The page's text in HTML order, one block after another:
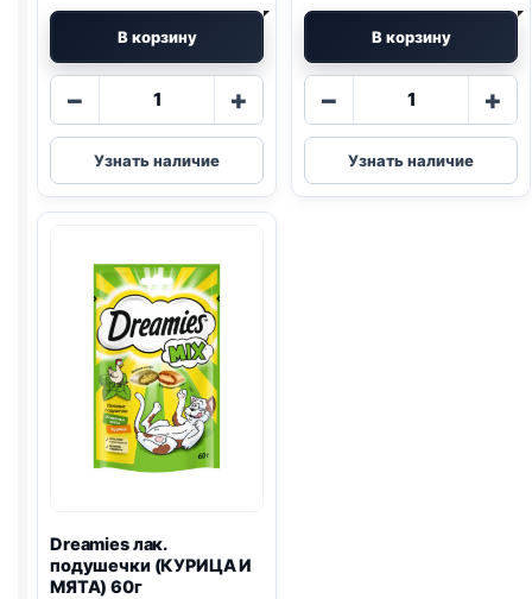
В корзину
−
Количество
TitBit
крем-
лак.
+
Узнать наличие
В корзину
−
Количество
TitBit
лапки
уп.
+
Узнать наличие
Dreamiesлак.
подушечки (КУРИЦА И
МЯТА) 60г